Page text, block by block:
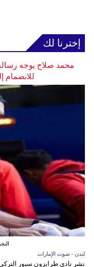
إخترنا لك
محمد صلاح يوجه
للانضمام
لندن - صوت الإمارات
نشر نادي طرابزون سبور